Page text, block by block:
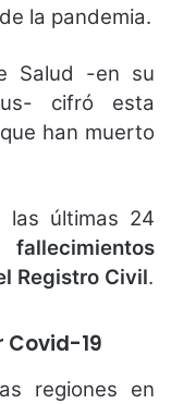
la pandemia.
Salud -en su
cifró esta
han muerto
las últimas 24
fallecimientos
Registro Civil.
Covid-19
regiones en